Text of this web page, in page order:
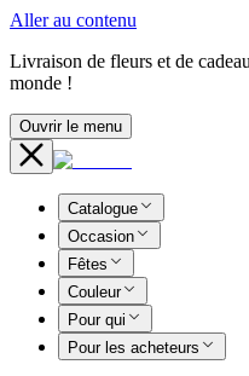
Aller au contenu
Livraison de fleurs et de
monde !
Ouvrir le menu
Catalogue
Occasion
Fêtes
Couleur
Pour qui
Pour les acheteurs